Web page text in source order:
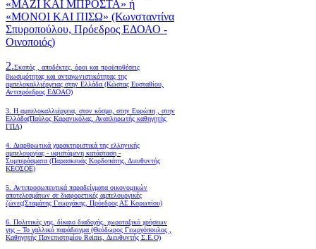
«ΜΑΖΙ ΚΑΙ ΜΠΡΟΣΤΑ» ή
«ΜΟΝΟΙ ΚΑΙ ΠΙΣΩ» (Κωνσταντίνα
Σπυροπούλου, Πρόεδρος ΕΔΟΑΟ -
Οινοποιός)
2.Σκοπός , αποδέκτες, όροι και προϋποθέσεις
βιωσιμότητας και ανταγωνιστικότητας της
αμπελοκαλλιέργειας στην Ελλάδα (Κώστας Ευσταθίου,
Αντιπρόεδρος ΕΔΟΑΟ)
3. Η αμπελοκαλλιέργεια, στον κόσμο, στην Ευρώπη , στην
Ελλάδα(Παύλος Καρανικόλας, Αναπληρωτής καθηγητής
ΓΠΑ)
4. Διαρθρωτικά χαρακτηριστικά της ελληνικής
αμπελουργίας - υφιστάμενη κατάσταση -
Συμπεράσματα (Παρασκευάς Κορδοπάτης, Διευθυντής
ΚΕΟΣΟΕ)
5. Αντιπροσωπευτικά παραδείγματα οικονομικών
αποτελεσμάτων σε διαφορετικές αμπελουργικές
ζώνες(Σταμάτης Γεωργάκης, Πρόεδρος ΑΣ Κορωπίου)
6. Πολιτικές γης, δίκαιο διαδοχής, χωροταξικό χρήσεων
γης – Το γαλλικό παράδειγμα (Θεόδωρος Γεωργόπουλος ,
Καθηγητής Πανεπιστημίου Reims, Διευθυντής Σ.Ε.Ο)